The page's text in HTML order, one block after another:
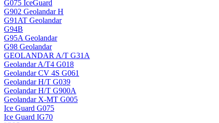
G075 IceGuard
G902 Geolandar H
G91AT Geolandar
G94B
G95A Geolandar
G98 Geolandar
GEOLANDAR A/T G31A
Geolandar A/T4 G018
Geolandar CV 4S G061
Geolandar H/T G039
Geolandar H/T G900A
Geolandar X-MT G005
Ice Guard G075
Ice Guard IG70